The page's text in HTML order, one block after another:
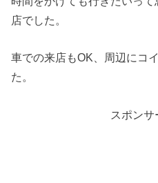
店でした。
車での来店もOK、周辺にコ
た。
スポンサ